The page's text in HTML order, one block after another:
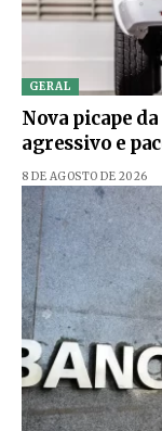
GERAL
Nova picape
agressivo e
8 DE AGOSTO DE 2026